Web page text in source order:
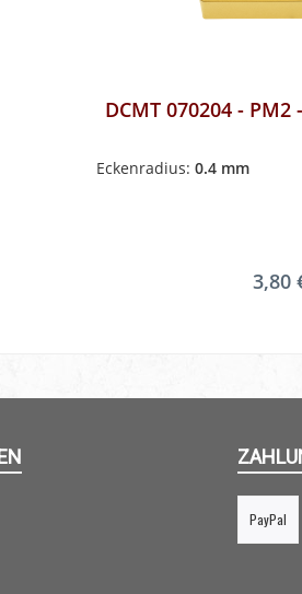
DCMT 070204 - PM2
Eckenradius: 0.4 mm
3,80
PayPal